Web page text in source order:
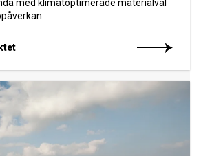
med klimatoptimerade materialval